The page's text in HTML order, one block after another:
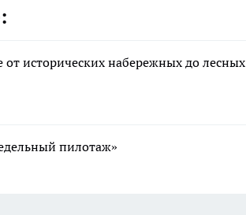
исторических набережных до лесных
пилотаж»